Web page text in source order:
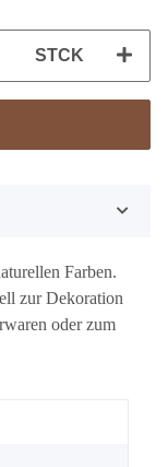
STCK
Farben.
zur Dekoration
oder zum